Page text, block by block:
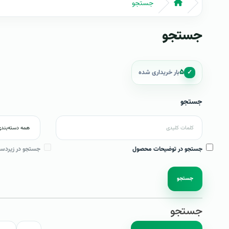
جستجو
جستجو
✓ ۵بار خریداری شده
جستجو
جستجو در توضیحات محصول جستجو در
جستجو
جستجو